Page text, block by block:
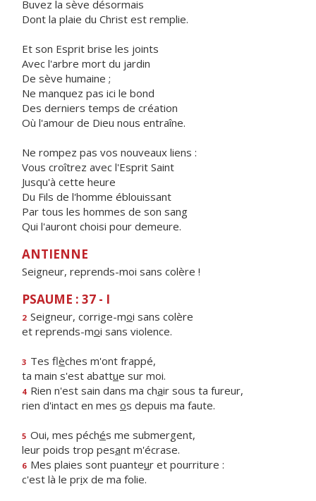
Buvez la sève désormais
Dont la plaie du Christ est remplie.
Et son Esprit brise les joints
Avec l'arbre mort du jardin
De sève humaine ;
Ne manquez pas ici le bond
Des derniers temps de création
Où l'amour de Dieu nous entraîne.
Ne rompez pas vos nouveaux liens :
Vous croîtrez avec l'Esprit Saint
Jusqu'à cette heure
Du Fils de l'homme éblouissant
Par tous les hommes de son sang
Qui l'auront choisi pour demeure.
ANTIENNE
Seigneur, reprends-moi sans colère !
PSAUME : 37 - I
2 Seigneur, corrige-moi sans colère
et reprends-moi sans violence.
3 Tes flèches m'ont frappé,
ta main s'est abattue sur moi.
4 Rien n'est sain dans ma chair sous ta fureur,
rien d'intact en mes os depuis ma faute.
5 Oui, mes péchés me submergent,
leur poids trop pesant m'écrase.
6 Mes plaies sont puanteur et pourriture :
c'est là le prix de ma folie.